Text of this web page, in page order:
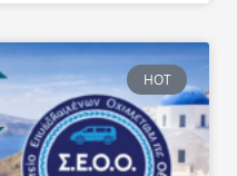
HOT